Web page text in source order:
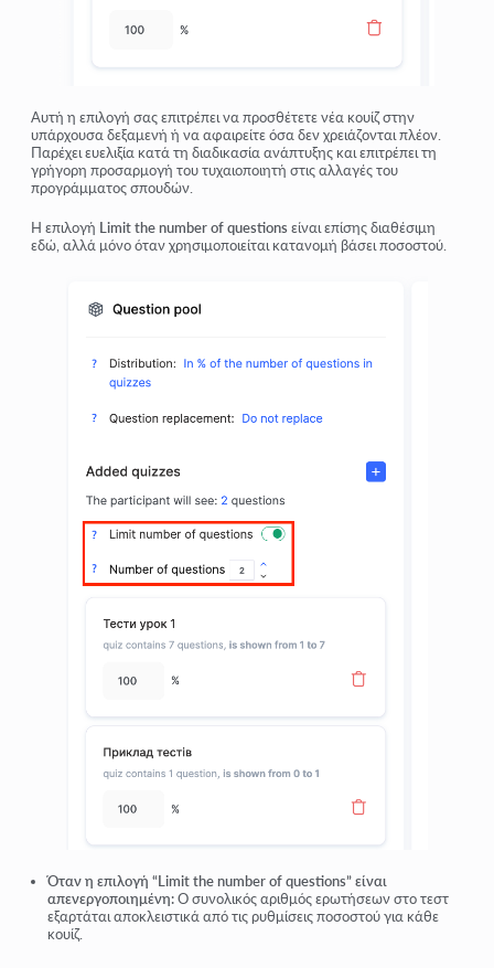
Αυτή η επιλογή σας επιτρέπει να προσθέτετε νέα κουίζ στην
υπάρχουσα δεξαμενή ή να αφαιρείτε όσα δεν χρειάζονται πλέον.
Παρέχει ευελιξία κατά τη διαδικασία ανάπτυξης και επιτρέπει τη
γρήγορη προσαρμογή του τυχαιοποιητή στις αλλαγές του
προγράμματος σπουδών.
Η επιλογή Limit the number of questionsείναι επίσης διαθέσιμη
εδώ, αλλά μόνο όταν χρησιμοποιείται κατανομή βάσει ποσοστού.
Όταν η επιλογή “Limit the number of questions” είναι
απενεργοποιημένη:Ο συνολικός αριθμός ερωτήσεων στο τεστ
εξαρτάται αποκλειστικά από τις ρυθμίσεις ποσοστού για κάθε
κουίζ.